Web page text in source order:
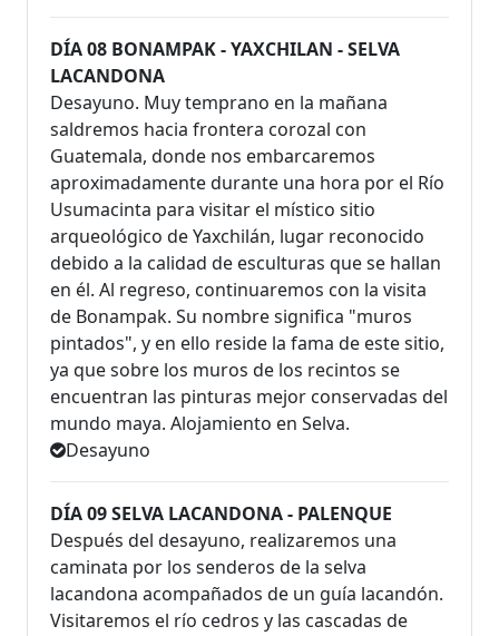
DÍA 08 BONAMPAK - YAXCHILAN - SELVA
LACANDONA
Desayuno. Muy temprano en la mañana
saldremos hacia frontera corozal con
Guatemala, donde nos embarcaremos
aproximadamente durante una hora por el Río
Usumacinta para visitar el místico sitio
arqueológico de Yaxchilán, lugar reconocido
debido a la calidad de esculturas que se hallan
en él. Al regreso, continuaremos con la visita
de Bonampak. Su nombre significa "muros
pintados", y en ello reside la fama de este sitio,
ya que sobre los muros de los recintos se
encuentran las pinturas mejor conservadas del
mundo maya. Alojamiento en Selva.
Desayuno
DÍA 09 SELVA LACANDONA - PALENQUE
Después del desayuno, realizaremos una
caminata por los senderos de la selva
lacandona acompañados de un guía lacandón.
Visitaremos el río cedros y las cascadas de